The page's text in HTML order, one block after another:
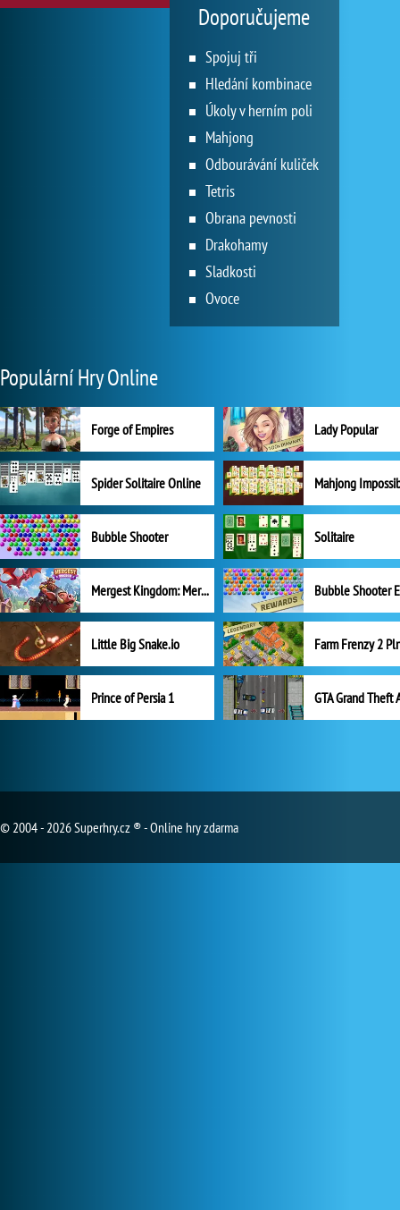
Doporučujeme
Spojuj tři
Hledání kombinace
Úkoly v herním poli
Mahjong
Odbourávání kuliček
Tetris
Obrana pevnosti
Drakohamy
Sladkosti
Ovoce
Populární Hry Online
Forge of Empires Lady Popular
Spider Solitaire Online Mahjong
Bubble Shooter Solitaire
Mergest Kingdom: Merge Puzzle
Little Big Snake.io
Prince of Persia 1 GTA Grand Theft
© 2004 - 2026 Superhry.cz ® - Online hry zdarma